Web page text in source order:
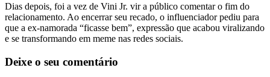
Dias depois, foi a vez de Vini Jr. vir a público comentar o fim do
relacionamento. Ao encerrar seu recado, o influenciador pediu para
que a ex-namorada “ficasse bem”, expressão que acabou viralizando
e se transformando em meme nas redes sociais.
Deixe o seu comentário